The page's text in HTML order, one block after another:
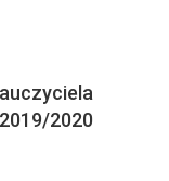
2020